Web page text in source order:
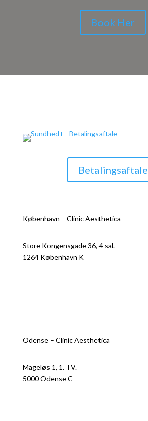
Book Her
Betalingsaftale
København – Clinic Aesthetica
Store Kongensgade 36, 4 sal.
1264 København K
Odense – Clinic Aesthetica
Mageløs 1, 1. TV.
5000 Odense C